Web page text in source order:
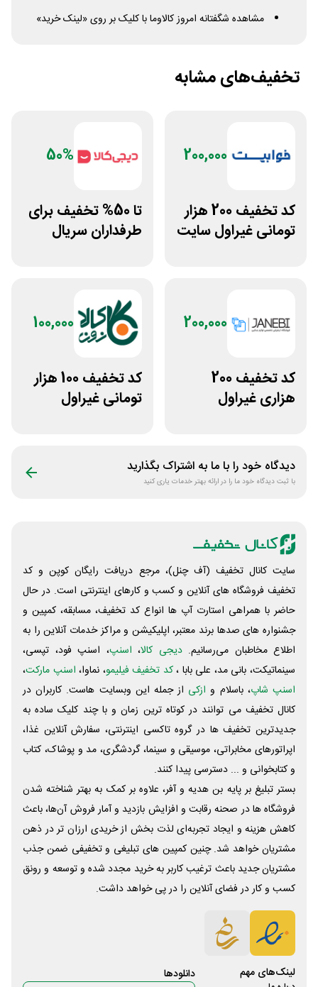
مشاهده شگفتانه امروز کالاوما با کلیک بر روی «لینک خرید»
تخفیف‌های مشابه
200,000
کد تخفیف 200 هزار
تومانی غیراول سایت
50%
تا 50% تخفیف برای
طرفداران سریال
200,000
کد تخفیف 200
هزاری غیراول
100,000
کد تخفیف 100 هزار
تومانی غیراول
دیدگاه خود را با ما به اشتراک بگذارید
با ثبت دیدگاه خود ما را در ارائه بهتر خدمات یاری کنید
سایت کانال تخفیف (آف چنل)، مرجع دریافت رایگان کوپن و کد
تخفیف فروشگاه های آنلاین و کسب و‌ کارهای اینترنتی است. در حال
حاضر با همراهی استارت آپ ها انواع کد تخفیف، مسابقه، کمپین و
جشنواره های صدها برند معتبر، اپلیکیشن و مراکز خدمات آنلاین را به
اطلاع مخاطبان می‌رسانیم. دیجی کالا، اسنپ، اسنپ فود، تپسی،
سینماتیکت، بانی مد، علی‌ بابا ،کد تخفیف فیلیمو، نماوا، اسنپ مارکت،
اسنپ شاپ، باسلام و ازکی از جمله این وبسایت ‌هاست. کاربران در
کانال تخفیف می توانند در کوتاه ترین زمان و با چند کلیک ساده به
جدیدترین تخفیف ها در گروه تاکسی اینترنتی، سفارش آنلاین غذا،
اپراتورهای مخابراتی، موسیقی و سینما، گردشگری، مد و پوشاک، کتاب
و کتابخوانی و ... دسترسی پیدا کنند.
بستر تبلیغ بر پایه بن هدیه و آفر، علاوه بر کمک به بهتر شناخته شدن
فروشگاه ها در صحنه رقابت و افزایش بازدید و آمار فروش آن‌ها، باعث
کاهش هزینه و ایجاد تجربه‌ای لذت بخش از خریدی ارزان تر در ذهن
مشتریان خواهد شد. چنین کمپین های تبلیغی و تخفیفی ضمن جذب
مشتریان جدید باعث ترغیب کاربر به خرید مجدد شده و توسعه و رونق
کسب و کار در فضای آنلاین را در پی خواهد داشت.
لینک‌های مهم دانلود‌ها